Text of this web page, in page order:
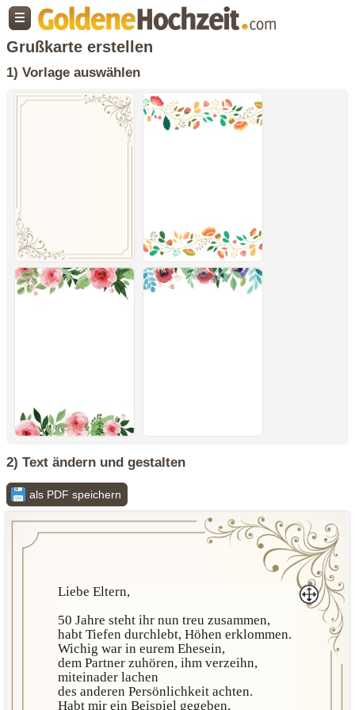
Grußkarte erstellen
1) Vorlage auswählen
2) Text ändern und gestalten